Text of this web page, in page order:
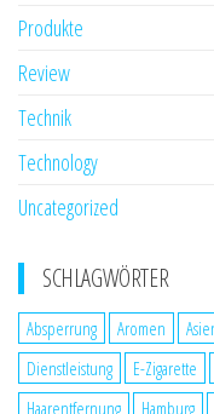
Produkte
Review
Technik
Technology
Uncategorized
SCHLAGWÖRTER
Absperrung Aromen
Dienstleistung
E-Zigarette
Haarentfernung
Hamburg